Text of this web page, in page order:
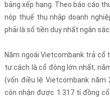
bảng xếp hạng. Theo báo cáo
nộp thuế thu nhập doanh
phải là số tiền duy nhất ngân
Năm ngoái Vietcombank trả cổ
tư cách là cổ đông lớn nhất,
(vốn điều lệ Vietcombank năm
còn nhận được 1.317 tỉ đồng